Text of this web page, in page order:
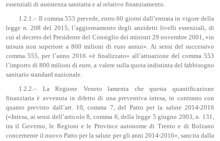
essenziali di assistenza sanitaria e al relativo finanziamento.
1.2.1.– Il comma 553 prevede, entro 60 giorni dall’entrata in vigore della
legge n. 208 del 2015, l’aggiornamento degli anzidetti livelli essenziali, di
cui al decreto del Presidente del Consiglio dei ministri 29 novembre 2001, «in
misura non superiore a 800 milioni di euro annui». Ai sensi del successivo
comma 555, per l’anno 2016 «è finalizzato» all’attuazione del comma 553
l’importo di 800 milioni di euro, a valere sulla quota indistinta del fabbisogno
sanitario standard nazionale.
1.2.2.– La Regione Veneto lamenta che questa quantificazione
finanziaria è avvenuta in difetto di una preventiva intesa, in contrasto con
quanto previsto dall’art. 10, comma 7, del Patto per la salute 2014-2016
(«Intesa, ai sensi dell’articolo 8, comma 6, della legge 5 giugno 2003, n. 131,
tra il Governo, le Regioni e le Province autonome di Trento e di Bolzano
concernente il nuovo Patto per la salute per gli anni 2014-2016», sancita dalla